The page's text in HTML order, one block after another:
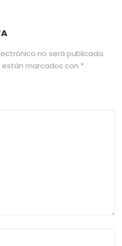
no será publicada.
marcados con *